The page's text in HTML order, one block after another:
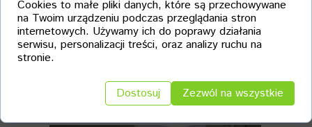
wizerunek marki. Dzięki indywidualnemu
podejściu i nowoczesnym technologiom,
Proto3D tworzymakiety na zamówienie,
które przyciągają uwagę, ułatwiają
prezentację produktów i wyróżniają
wystawcę na tle konkurencji.
Proto3D – makiety, które pracują na Twój
sukces.
Cookies to małe pliki danych, które są przechowywane
na Twoim urządzeniu podczas przeglądania stron
internetowych. Używamy ich do poprawy działania
serwisu, personalizacji treści, oraz analizy ruchu na
stronie.
Dostosuj Zezwól na wszystkie